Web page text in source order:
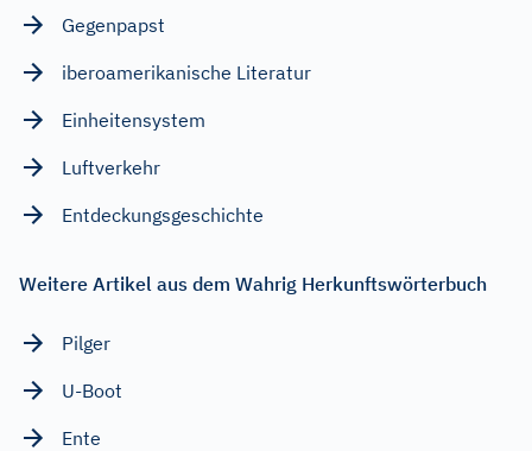
Gegenpapst
iberoamerikanische Literatur
Einheitensystem
Luftverkehr
Entdeckungsgeschichte
Weitere Artikel aus dem Wahrig Herkunftswörterbuch
Pilger
U-Boot
Ente